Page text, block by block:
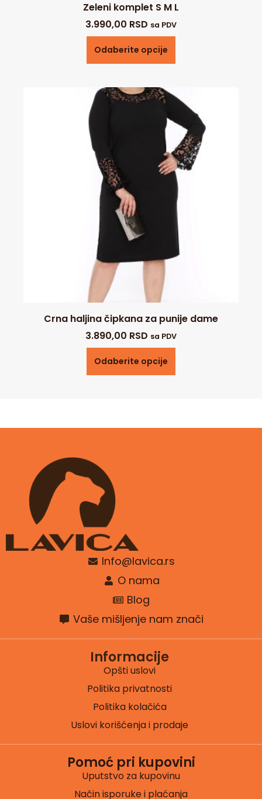
Zeleni komplet S M L
3.990,00 RSD sa PDV
Odaberite opcije
Crna haljina čipkana za punije dame
3.890,00 RSD sa PDV
Odaberite opcije
Info@lavica.rs
O nama
Blog
Vaše mišljenje nam znači
Informacije
Opšti uslovi
Politika privatnosti
Politika kolačića
Uslovi korišćenja i prodaje
Pomoć pri kupovini
Uputstvo za kupovinu
Način isporuke i plaćanja